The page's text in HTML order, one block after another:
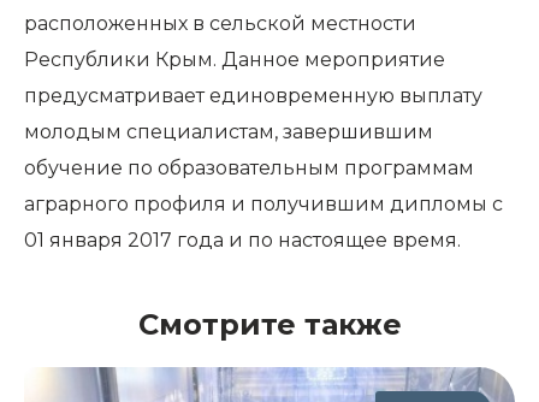
расположенных в сельской местности
Республики Крым. Данное мероприятие
предусматривает единовременную выплату
молодым специалистам, завершившим
обучение по образовательным программам
аграрного профиля и получившим дипломы с
01 января 2017 года и по настоящее время.
Смотрите также